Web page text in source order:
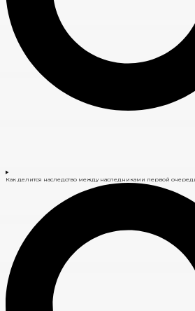
Как делится наследство между наследниками первой